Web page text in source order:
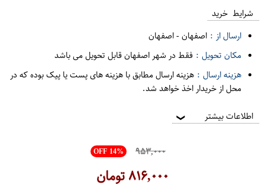
شرایط خرید
ارسال از : اصفهان-اصفهان
مکان تحویل : فقط در شهر اصفهان قابل تحویل می باشد
هزینه ارسال : هزینه ارسال مطابق با هزینه های پست یا پیک بوده که در
محل از خریدار اخذ خواهد شد.
اطلاعات بیشتر ❯
OFF 14% ۹۵۳,۰۰۰
۸۱۶,۰۰۰تومان